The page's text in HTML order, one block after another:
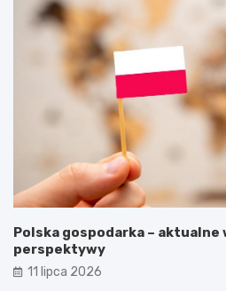
Polska gospodarka – aktualne
perspektywy
11 lipca 2026